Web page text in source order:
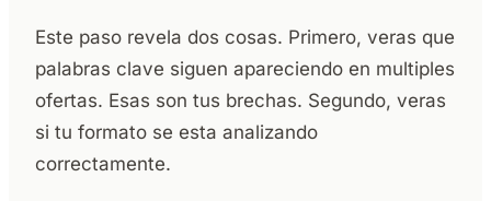
Este paso revela dos cosas. Primero, veras que
palabras clave siguen apareciendo en multiples
ofertas. Esas son tus brechas. Segundo, veras
si tu formato se esta analizando
correctamente.